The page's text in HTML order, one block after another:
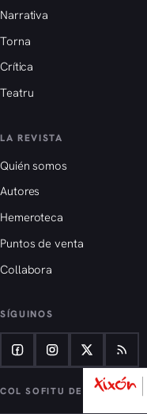
Narrativa
Torna
Crítica
Teatru
LA REVISTA
Quién somos
Autores
Hemeroteca
Puntos de venta
Collabora
SÍGUINOS
COL SOFITU DE